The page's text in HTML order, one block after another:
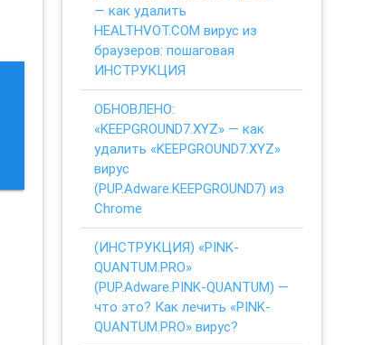
— как удалить
HEALTHVOT.COM вирус из
браузеров: пошаговая
ИНСТРУКЦИЯ
ОБНОВЛЕНО:
«KEEPGROUND7.XYZ» — как
удалить «KEEPGROUND7.XYZ»
вирус
(PUP.Adware.KEEPGROUND7) из
Chrome
(ИНСТРУКЦИЯ) «PINK-
QUANTUM.PRO»
(PUP.Adware.PINK-QUANTUM) —
что это? Как лечить «PINK-
QUANTUM.PRO» вирус?